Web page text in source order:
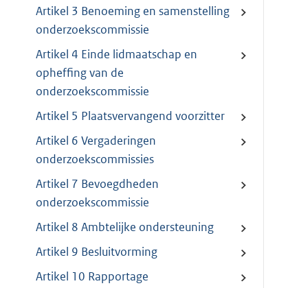
Artikel 3 Benoeming en samenstelling
onderzoekscommissie
Artikel 4 Einde lidmaatschap en
opheffing van de
onderzoekscommissie
Artikel 5 Plaatsvervangend voorzitter
Artikel 6 Vergaderingen
onderzoekscommissies
Artikel 7 Bevoegdheden
onderzoekscommissie
Artikel 8 Ambtelijke ondersteuning
Artikel 9 Besluitvorming
Artikel 10 Rapportage